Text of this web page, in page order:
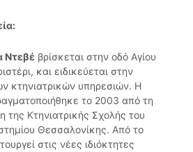
Ντεβέ βρίσκεται στην οδό Αγίου
και ειδικεύεται στην
κτηνιατρικών υπηρεσιών. Η
το 2003 από τη
της Κτηνιατρικής Σχολής του
Θεσσαλονίκης. Από το
στις νέες ιδιόκτητες